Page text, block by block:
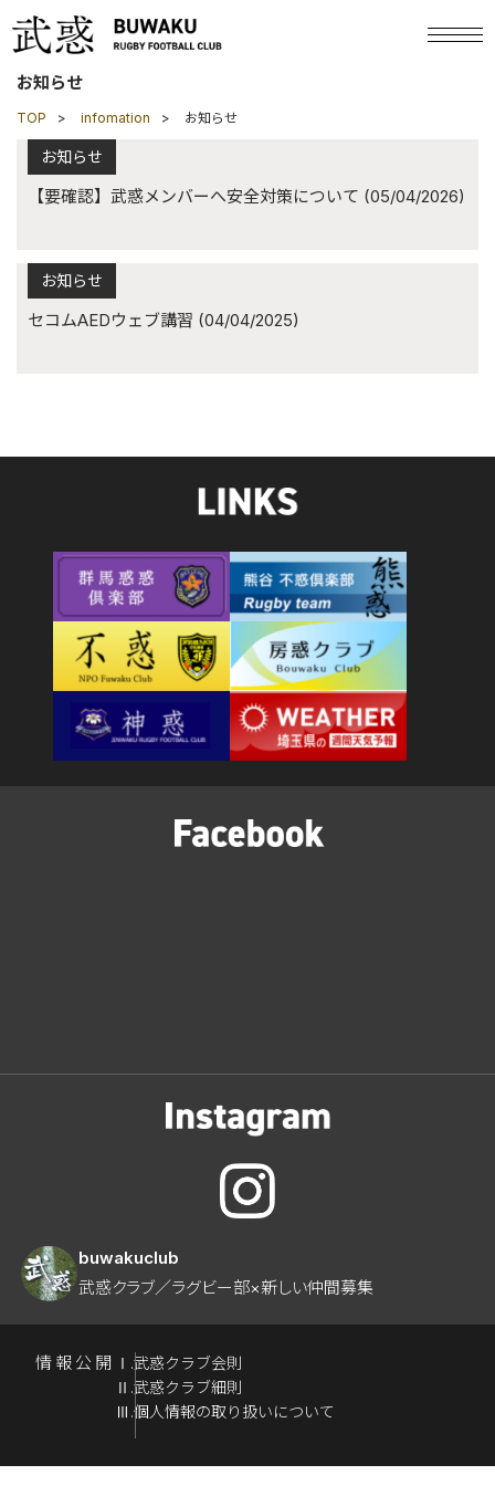
お知らせ
TOP infomation お知らせ
お知らせ
【要確認】武惑メンバーへ安全対策について (05/04/2026)
お知らせ
セコムAEDウェブ講習 (04/04/2025)
buwakuclub
武惑クラブ／ラグビー部×新しい仲間募集
情報公開
Ⅰ.武惑クラブ会則
Ⅱ.武惑クラブ細則
Ⅲ.個人情報の取り扱いについて